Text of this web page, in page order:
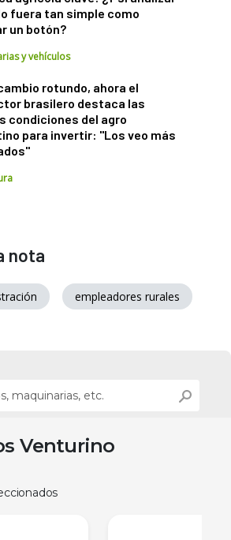
fuera tan simple como
un botón?
y vehículos
rotundo, ahora el
brasilero destaca las
condiciones del agro
para invertir: "Los veo más
nota
empleadores rurales
Venturino